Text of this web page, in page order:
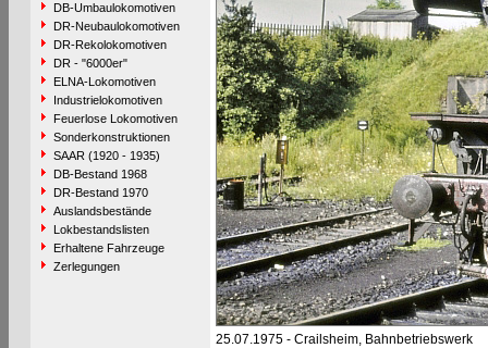
DB-Umbaulokomotiven
DR-Neubaulokomotiven
DR-Rekolokomotiven
DR - "6000er"
ELNA-Lokomotiven
Industrielokomotiven
Feuerlose Lokomotiven
Sonderkonstruktionen
SAAR (1920 - 1935)
DB-Bestand 1968
DR-Bestand 1970
Auslandsbestände
Lokbestandslisten
Erhaltene Fahrzeuge
Zerlegungen
25.07.1975 - Crailsheim, Bahnbetriebswerk